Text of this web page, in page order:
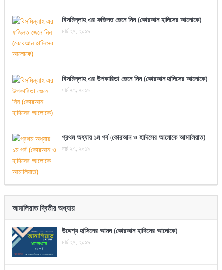
বিসমিল্লাহ এর ফজিলত জেনে নিন (কোরআন হাদিসের আলোকে)
মার্চ ২৭, ২০১৯
বিসমিল্লাহ এর উপকারিতা জেনে নিন (কোরআন হাদিসের আলোকে)
মার্চ ২৭, ২০১৯
প্রথম অধ্যায় ১ম পর্ব (কোরআন ও হাদিসের আলোকে আমালিয়াত)
মার্চ ২৭, ২০১৯
আমালিয়াত দ্বিতীয় অধ্যায়
উদ্দেশ্য হাসিলের আমল (কোরআন হাদিসের আলোকে)
মার্চ ২৭, ২০১৯